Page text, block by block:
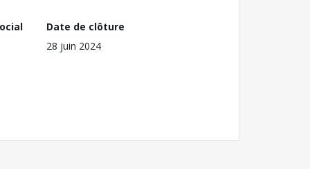
Date de clôture
28 juin 2024